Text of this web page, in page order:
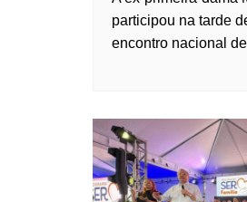
participou na tarde
encontro nacional